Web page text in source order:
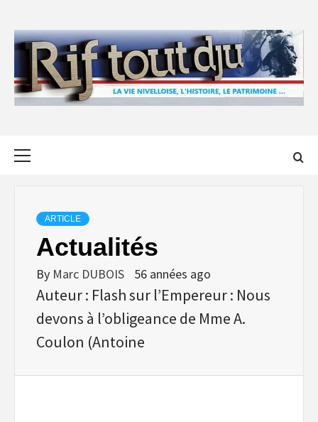
content
ARTICLE
Actualités
By Marc DUBOIS 56 années ago
Auteur : Flash sur l’Empereur : Nous
devons à l’obligeance de Mme A.
Coulon (Antoine